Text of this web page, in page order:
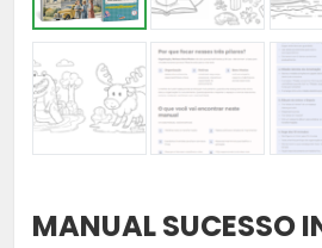
MANUAL SUCESSO